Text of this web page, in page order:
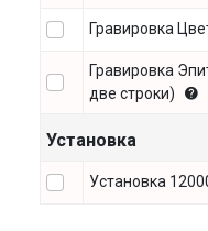
Гравировка
Гравировка
две строки)
Установка
Установка